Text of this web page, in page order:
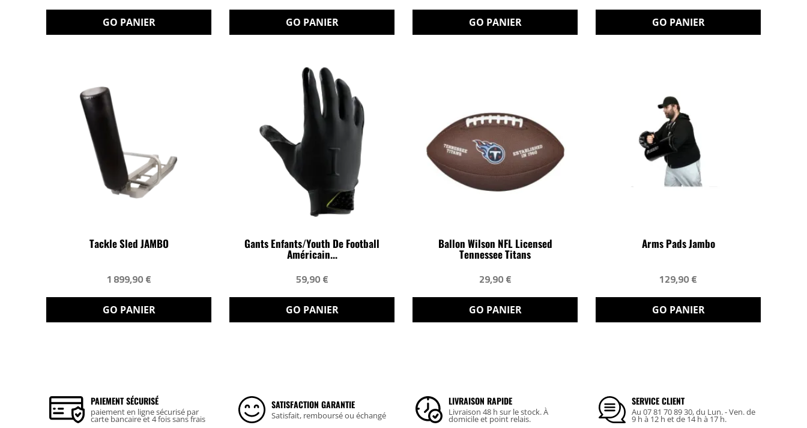
GO PANIER GO PANIER GO PANIER GO PANIER
Tackle Sled JAMBO
1 899,90 €
GO PANIER
Gants Enfants/youth De Football
Américain...
59,90 €
GO PANIER
Ballon Wilson NFL Licensed
Tennessee Titans
29,90 €
GO PANIER
Arms Pads Jambo
129,90 €
GO PANIER
PAIEMENT SÉCURISÉ
paiement en ligne sécurisé par
carte bancaire et 4 fois sans frais
SATISFACTION GARANTIE
Satisfait, remboursé ou échangé
LIVRAISON RAPIDE
Livraison 48 h sur le stock. À
domicile et point relais.
SERVICE CLIENT
Au 07 81 70 89 30, du Lun. - Ven. de
9 h à 12 h et de 14 h à 17 h.